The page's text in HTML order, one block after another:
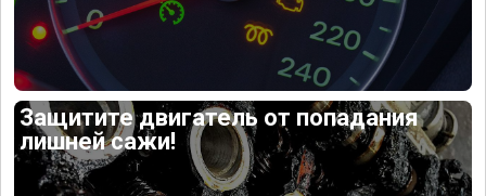
Защитите двигатель от попадания
лишней сажи!